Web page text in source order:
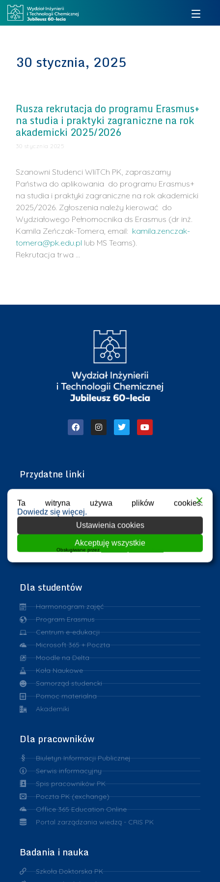
30 stycznia, 2025
Rusza rekrutacja do programu Erasmus+
na studia i praktyki zagraniczne na rok
akademicki 2025/2026
30 stycznia 2025
Szanowni Studenci WIiTCh PK, zapraszamy
Państwa do aplikowania do programu Erasmus+
na studia i praktyki zagraniczne na rok akademicki
2025/2026. Zgłoszenia należy kierować do
Wydziałowego Pełnomocnika ds Erasmus (dr inż.
Kamila Zeńczak-Tomera, email: kamila.zenczak-
tomera@pk.edu.pl lub MS Teams).
Rekrutacja trwa …
Przydatne linki
eHMS
ASAP
Dla studentów
Harmonogram zajęć
Program Erasmus
Centrum e-edukacji
Microsoft 365 + Poczta
Moodle na Delta
Koła Naukowe
Samorząd studencki
Pomoc materialna
Akademiki
Dla pracowników
Biuletyn Informacji Publicznej
Serwis informacyjny
Spis pracowników PK
Poczta PK (exchange)
Office 365 Education Online
Portal zarządzania wiedzą - CRIS PK
Badania i nauka
Szkoła Doktorska PK
Ta witryna używa plików cookies.
Dowiedz się więcej.
Ustawienia cookies
Akceptuję wszystkie
Obsługiwane przez